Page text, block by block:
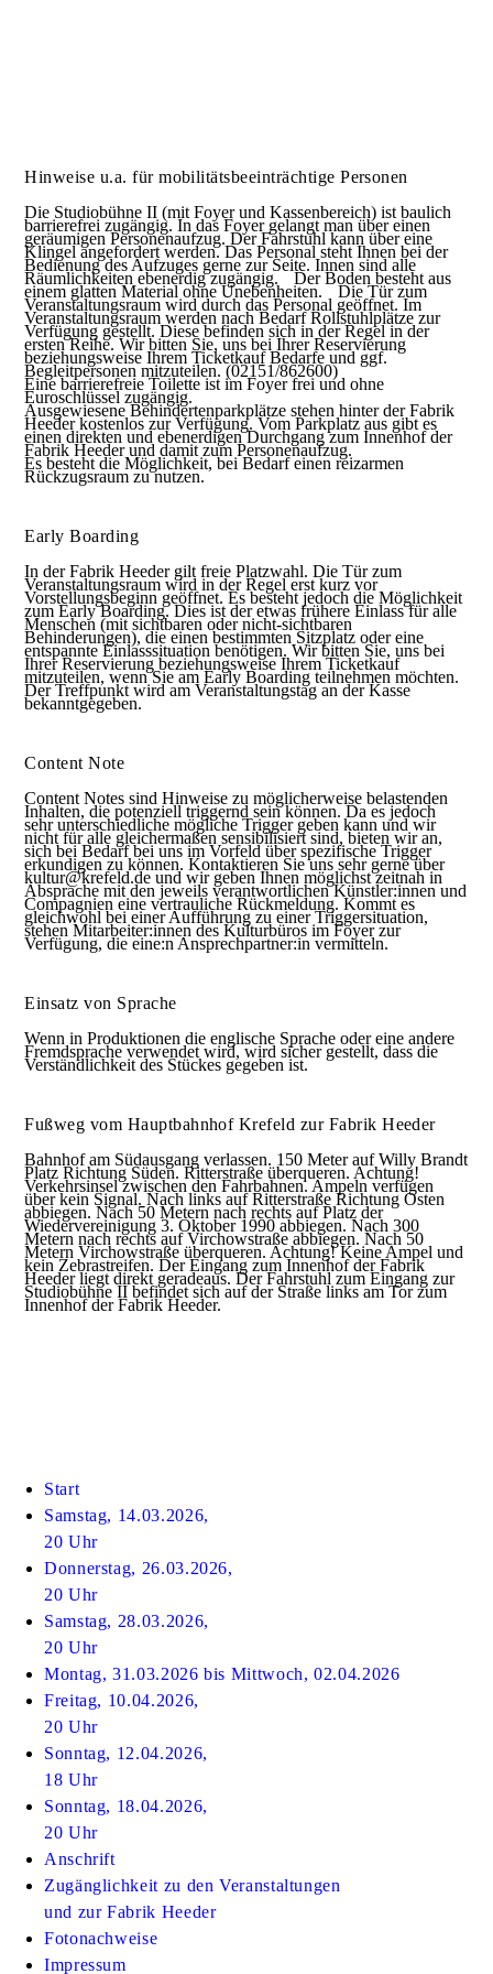
Hinweise u.a. für mobilitätsbeeinträchtige Personen
Die Studiobühne II (mit Foyer und Kassenbereich) ist baulich
barrierefrei zugängig. In das Foyer gelangt man über einen
geräumigen Personenaufzug. Der Fahrstuhl kann über eine
Klingel angefordert werden. Das Personal steht Ihnen bei der
Bedienung des Aufzuges gerne zur Seite. Innen sind alle
Räumlichkeiten ebenerdig zugängig. Der Boden besteht aus
einem glatten Material ohne Unebenheiten. Die Tür zum
Veranstaltungsraum wird durch das Personal geöffnet. Im
Veranstaltungsraum werden nach Bedarf Rollstuhlplätze zur
Verfügung gestellt. Diese befinden sich in der Regel in der
ersten Reihe. Wir bitten Sie, uns bei Ihrer Reservierung
beziehungsweise Ihrem Ticketkauf Bedarfe und ggf.
Begleitpersonen mitzuteilen. (02151/862600)
Eine barrierefreie Toilette ist im Foyer frei und ohne
Euroschlüssel zugängig.
Ausgewiesene Behindertenparkplätze stehen hinter der Fabrik
Heeder kostenlos zur Verfügung. Vom Parkplatz aus gibt es
einen direkten und ebenerdigen Durchgang zum Innenhof der
Fabrik Heeder und damit zum Personenaufzug.
Es besteht die Möglichkeit, bei Bedarf einen reizarmen
Rückzugsraum zu nutzen.
Early Boarding
In der Fabrik Heeder gilt freie Platzwahl. Die Tür zum
Veranstaltungsraum wird in der Regel erst kurz vor
Vorstellungsbeginn geöffnet. Es besteht jedoch die Möglichkeit
zum Early Boarding. Dies ist der etwas frühere Einlass für alle
Menschen (mit sichtbaren oder nicht-sichtbaren
Behinderungen), die einen bestimmten Sitzplatz oder eine
entspannte Einlasssituation benötigen. Wir bitten Sie, uns bei
Ihrer Reservierung beziehungsweise Ihrem Ticketkauf
mitzuteilen, wenn Sie am Early Boarding teilnehmen möchten.
Der Treffpunkt wird am Veranstaltungstag an der Kasse
bekanntgegeben.
Content Note
Content Notes sind Hinweise zu möglicherweise belastenden
Inhalten, die potenziell triggernd sein können. Da es jedoch
sehr unterschiedliche mögliche Trigger geben kann und wir
nicht für alle gleichermaßen sensibilisiert sind, bieten wir an,
sich bei Bedarf bei uns im Vorfeld über spezifische Trigger
erkundigen zu können. Kontaktieren Sie uns sehr gerne über
kultur@krefeld.de und wir geben Ihnen möglichst zeitnah in
Absprache mit den jeweils verantwortlichen Künstler:innen und
Compagnien eine vertrauliche Rückmeldung. Kommt es
gleichwohl bei einer Aufführung zu einer Triggersituation,
stehen Mitarbeiter:innen des Kulturbüros im Foyer zur
Verfügung, die eine:n Ansprechpartner:in vermitteln.
Einsatz von Sprache
Wenn in Produktionen die englische Sprache oder eine andere
Fremdsprache verwendet wird, wird sicher gestellt, dass die
Verständlichkeit des Stückes gegeben ist.
Fußweg vom Hauptbahnhof Krefeld zur Fabrik Heeder
Bahnhof am Südausgang verlassen. 150 Meter auf Willy Brandt
Platz Richtung Süden. Ritterstraße überqueren. Achtung!
Verkehrsinsel zwischen den Fahrbahnen. Ampeln verfügen
über kein Signal. Nach links auf Ritterstraße Richtung Osten
abbiegen. Nach 50 Metern nach rechts auf Platz der
Wiedervereinigung 3. Oktober 1990 abbiegen. Nach 300
Metern nach rechts auf Virchowstraße abbiegen. Nach 50
Metern Virchowstraße überqueren. Achtung! Keine Ampel und
kein Zebrastreifen. Der Eingang zum Innenhof der Fabrik
Heeder liegt direkt geradeaus. Der Fahrstuhl zum Eingang zur
Studiobühne II befindet sich auf der Straße links am Tor zum
Innenhof der Fabrik Heeder.
Start
Samstag, 14.03.2026,
20 Uhr
Donnerstag, 26.03.2026,
20 Uhr
Samstag, 28.03.2026,
20 Uhr
Montag, 31.03.2026 bis Mittwoch, 02.04.2026
Freitag, 10.04.2026,
20 Uhr
Sonntag, 12.04.2026,
18 Uhr
Sonntag, 18.04.2026,
20 Uhr
Anschrift
Zugänglichkeit zu den Veranstaltungen
und zur Fabrik Heeder
Fotonachweise
Impressum